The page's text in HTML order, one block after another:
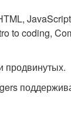
to coding,
продвинутых.